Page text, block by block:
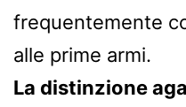
frequentemente
alle prime armi.
La distinzione